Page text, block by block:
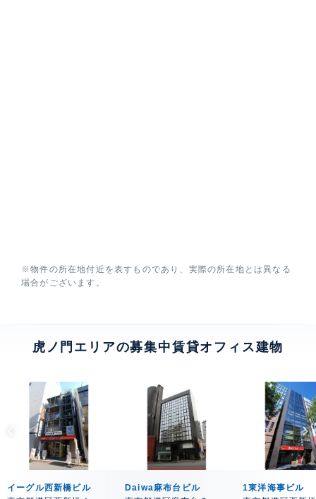
※物件の所在地付近を表すものであり、実際の所在地とは異なる
場合がございます。
虎ノ門エリアの募集中賃貸オフィス建物
イーグル西新橋ビル
Daiwa麻布台ビル
1東洋海事ビル